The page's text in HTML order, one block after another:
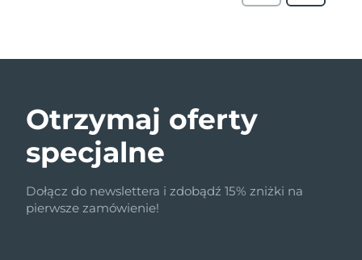
Otrzymaj oferty
specjalne
Dołącz do newslettera i zdobądź 15% zniżki na
pierwsze zamówienie!